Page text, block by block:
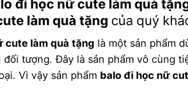
đi học nữ cute làm quà
làm quà tặng của quý
cute làm quà tặng là một sản phẩm
đối tượng. Đây là sản phẩm vô cùng
Vì vậy sản phẩm balo đi học nữ